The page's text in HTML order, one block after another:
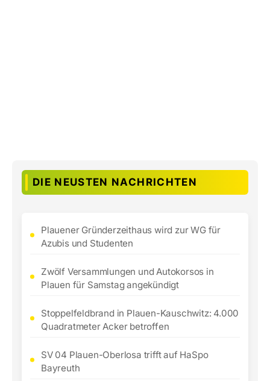
DIE NEUSTEN NACHRICHTEN
Plauener Gründerzeithaus wird zur WG für
Azubis und Studenten
Zwölf Versammlungen und Autokorsos in
Plauen für Samstag angekündigt
Stoppelfeldbrand in Plauen-Kauschwitz: 4.000
Quadratmeter Acker betroffen
SV 04 Plauen-Oberlosa trifft auf HaSpo
Bayreuth